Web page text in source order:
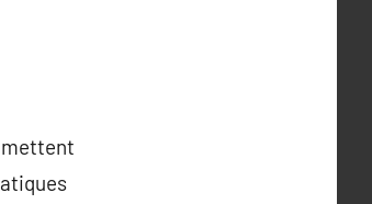
mettent